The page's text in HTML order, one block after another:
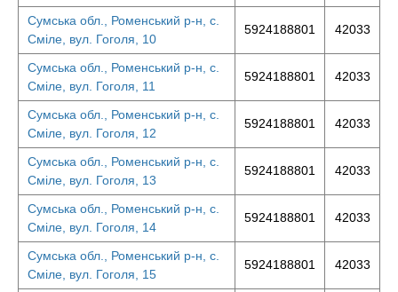
Сумська обл., Роменський р-н, с.
Сміле, вул. Гоголя, 10
5924188801 42033
Сумська обл., Роменський р-н, с.
Сміле, вул. Гоголя, 11
5924188801 42033
Сумська обл., Роменський р-н, с.
Сміле, вул. Гоголя, 12
5924188801 42033
Сумська обл., Роменський р-н, с.
Сміле, вул. Гоголя, 13
5924188801 42033
Сумська обл., Роменський р-н, с.
Сміле, вул. Гоголя, 14
5924188801 42033
Сумська обл., Роменський р-н, с.
Сміле, вул. Гоголя, 15
5924188801 42033